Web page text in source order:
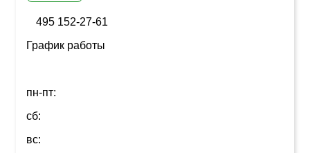
495 152-27-61
График работы
пн-пт:
сб:
вс: